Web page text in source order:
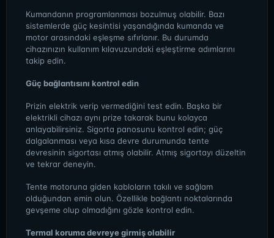
Kumandanın programlanması bozulmuş olabilir. Bazı
sistemlerde güç kesintisi yaşandığında kumanda ve
motor arasındaki eşleşme sıfırlanır. Bu durumda
cihazınızın kullanım kılavuzundaki eşleştirme adımlarını
takip edin.
Güç bağlantısını kontrol edin
Prizin elektrik verip vermediğini test edin. Başka bir
elektrikli cihazı aynı prize takarak bunu kolayca
anlayabilirsiniz. Sigorta panosunu kontrol edin; güç
dalgalanması veya kısa devre durumunda tente
devresinin sigortası atmış olabilir. Atmış sigortayı düzeltin
ve tekrar deneyin.
Tente motoruna giden kabloların takılı ve sağlam
olduğundan emin olun. Özellikle bağlantı noktalarında
gevşeme olup olmadığını gözle kontrol edin.
Termal koruma devreye girmiş olabilir